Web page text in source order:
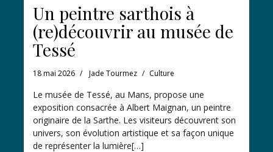
Un peintre sarthois à
(re)découvrir au musée de
Tessé
18 mai 2026 Jade Tourmez Culture
Le musée de Tessé, au Mans, propose une
exposition consacrée à Albert Maignan, un peintre
originaire de la Sarthe. Les visiteurs découvrent son
univers, son évolution artistique et sa façon unique
de représenter la lumière[…]